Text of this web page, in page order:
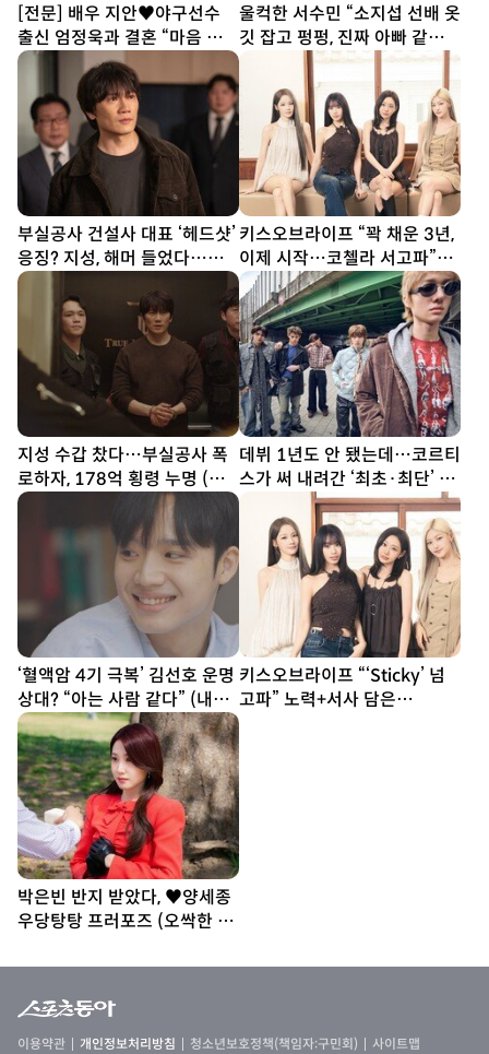
[전문] 배우 지안♥야구선수
출신 엄정욱과 결혼 “마음 참
따뜻한 사람”
울컥한 서수민 “소지섭 선배 옷
깃 잡고 펑펑, 진짜 아빠 같았
다” (종합)[DA인터뷰]
부실공사 건설사 대표 ‘헤드샷’
응징? 지성, 해머 들었다…대
리 통쾌 (아파트)
키스오브라이프 “꽉 채운 3년,
이제 시작…코첼라 서고파”
[DA인터뷰②]
지성 수갑 찼다…부실공사 폭
로하자, 178억 횡령 누명 (아
파트)
데뷔 1년도 안 됐는데…코르티
스가 써 내려간 ‘최초·최단’ 기
‘혈액암 4기 극복’ 김선호 운명
상대? “아는 사람 같다” (내남
은연애)
키스오브라이프 “‘Sticky’ 넘
고파” 노력+서사 담은
박은빈 반지 받았다, ♥양세종
우당탕탕 프러포즈 (오싹한 연
이용약관 개인정보처리방침 청소년보호정책(책임자:구민회) 사이트맵